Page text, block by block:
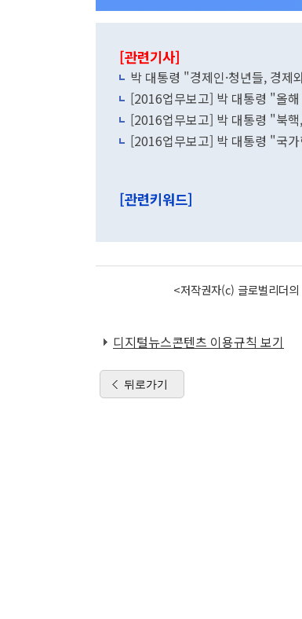
[관련기사]
박 대통령 "경제인·청년들, 경제
[2016업무보고] 박 대통령 "올
[2016업무보고] 박 대통령 "북
[2016업무보고] 박 대통령 "국
[관련키워드]
<저작권자(c) 글로벌리더
디지털뉴스콘텐츠 이용규칙 보기
뒤로가기